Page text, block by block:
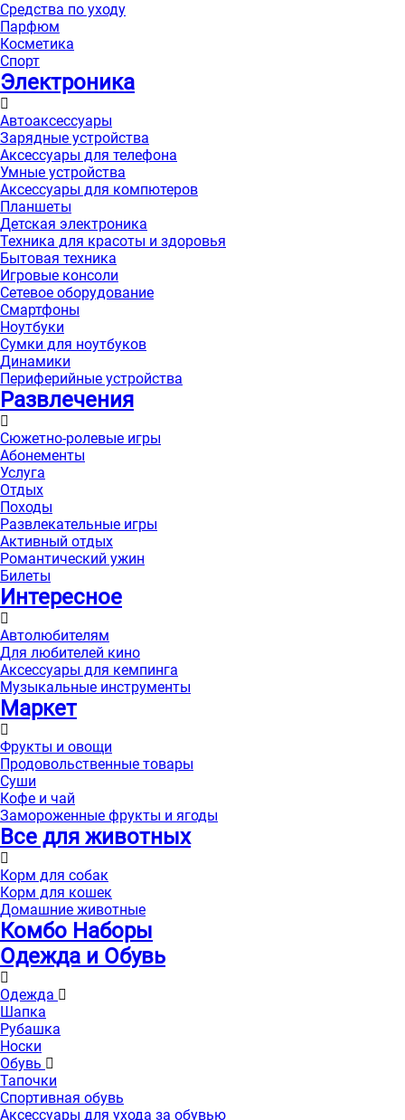
Средства по уходу
Парфюм
Косметика
Спорт
Электроника
Автоаксессуары
Зарядные устройства
Аксессуары для телефона
Умные устройства
Аксессуары для компютеров
Планшеты
Детская электроника
Техника для красоты и здоровья
Бытовая техника
Игровые консоли
Сетевое оборудование
Смартфоны
Ноутбуки
Сумки для ноутбуков
Динамики
Периферийные устройства
Развлечения
Сюжетно-ролевые игры
Абонементы
Услуга
Отдых
Походы
Развлекательные игры
Активный отдых
Романтический ужин
Билеты
Интересноe
Автолюбителям
Для любителей кино
Аксессуары для кемпинга
Музыкальные инструменты
Маркет
Фрукты и овощи
Продовольственные товары
Суши
Кофе и чай
Замороженные фрукты и ягоды
Все для животных
Корм для собак
Корм для кошек
Домашние животные
Комбо Наборы
Одежда и Обувь
Одежда
Шапка
Рубашка
Носки
Обувь
Тапочки
Спортивная обувь
Аксессуары для ухода за обувью